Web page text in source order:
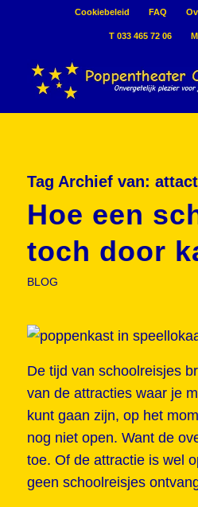
Cookiebeleid FAQ
T 033 465 72 06
Tag Archief van:
Hoe een
toch door
BLOG
De tijd van schoolreisjes
van de attracties waar je
kunt gaan zijn, op het
nog niet open. Want de
toe. Of de attractie is wel
geen schoolreisjes